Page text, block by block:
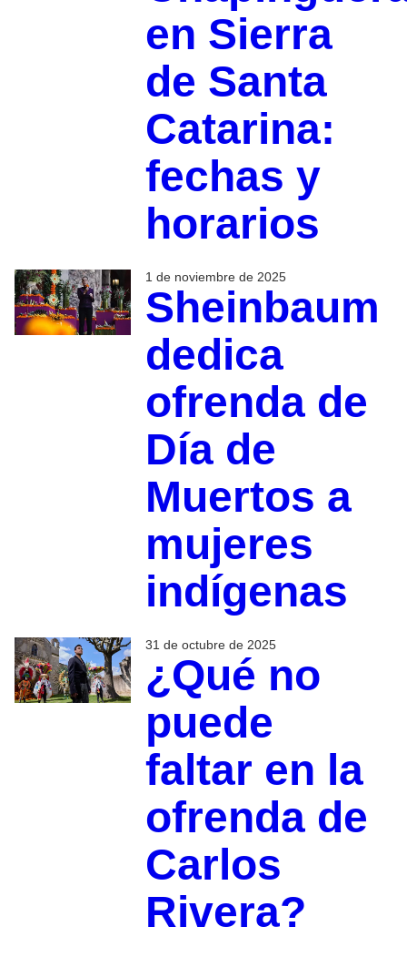
en Sierra
de Santa
Catarina:
fechas y
horarios
1 de noviembre de 2025
Sheinbaum
dedica
ofrenda de
Día de
Muertos a
mujeres
indígenas
31 de octubre de 2025
¿Qué no
puede
faltar en la
ofrenda de
Carlos
Rivera?